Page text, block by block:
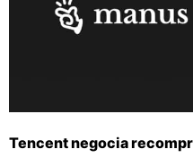
Tencent negocia